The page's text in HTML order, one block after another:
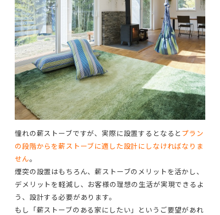
憧れの薪ストーブですが、実際に設置するとなると プラン
の段階からを薪ストーブに適した設計にしなければなりま
せん。
煙突の設置はもちろん、薪ストーブのメリットを活かし、
デメリットを軽減し、お客様の理想の生活が実現できるよ
う、設計する必要があります。
もし「薪ストーブのある家にしたい」というご要望があれ